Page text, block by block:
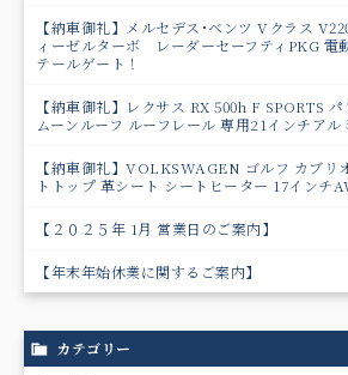
【納車御礼】メルセデス･ベンツ Vクラス
ィーゼルターボ レーダーセーフティPKG 電
テールゲート！
【納車御礼】レクサス RX 500h F SPORTS
ムーンルーフ ルーフレール 専用21インチアル
【納車御礼】VOLKSWAGEN ゴルフ カブ
トトップ 革シート シートヒーター 17インチ
【２０２５年 1月 営業日のご案内】
【年末年始休業に関するご案内】
カテゴリー